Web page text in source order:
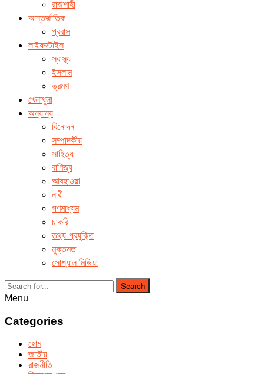
রাজশাহী
আন্তর্জাতিক
প্রবাস
লাইফস্টাইল
স্বাস্থ্য
ইসলাম
ভ্রমণ
খেলাধুলা
অন্যান্য
বিনোদন
সম্পাদকীয়
সাহিত্য
বাণিজ্য
আবহাওয়া
নারী
গণমাধ্যম
চাকরি
তথ্য-প্রযুক্তি
মুক্তমত
সোশ্যাল মিডিয়া
Search
Menu
Categories
হোম
জাতীয়
রাজনীতি